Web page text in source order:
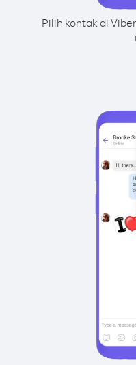
Pilih kontak di